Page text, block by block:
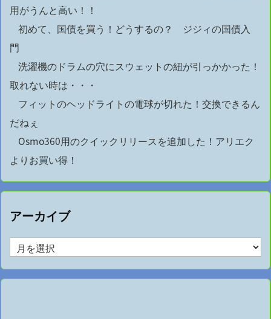
用がうんと高い！！
初めて、国債を買う！どうするの？ ジジィの国債入
門
洗濯機のドラムの穴にスウェットの紐が引っかかった！
取れない時は・・・
フィットのヘッドライトの電球が切れた！交換できるん
だねぇ
Osmo360用のクイックリリースを追加した！アリエク
よりお買い得！
アーカイブ
ー
カ